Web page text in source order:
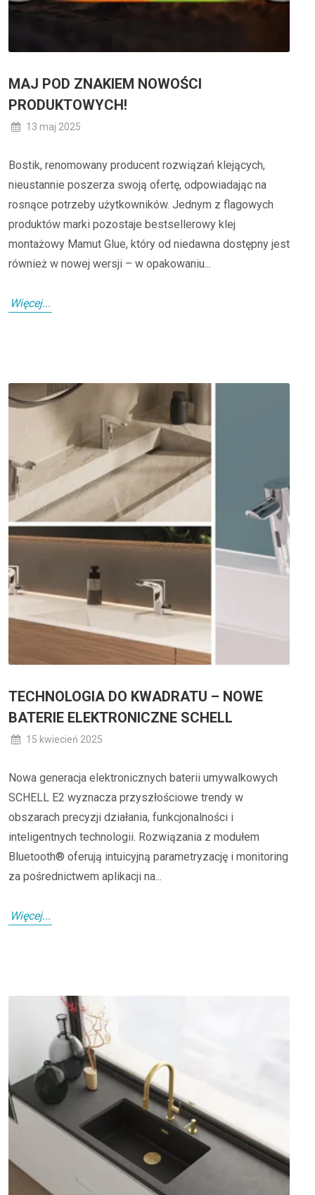
MAJ POD ZNAKIEM NOWOŚCI
PRODUKTOWYCH!
13 maj 2025
Bostik, renomowany producent rozwiązań klejących,
nieustannie poszerza swoją ofertę, odpowiadając na
rosnące potrzeby użytkowników. Jednym z flagowych
produktów marki pozostaje bestsellerowy klej
montażowy Mamut Glue, który od niedawna dostępny jest
również w nowej wersji – w opakowaniu...
Więcej...
TECHNOLOGIA DO KWADRATU – NOWE
BATERIE ELEKTRONICZNE SCHELL
15 kwiecień 2025
Nowa generacja elektronicznych baterii umywalkowych
SCHELL E2 wyznacza przyszłościowe trendy w
obszarach precyzji działania, funkcjonalności i
inteligentnych technologii. Rozwiązania z modułem
Bluetooth® oferują intuicyjną parametryzację i monitoring
za pośrednictwem aplikacji na...
Więcej...